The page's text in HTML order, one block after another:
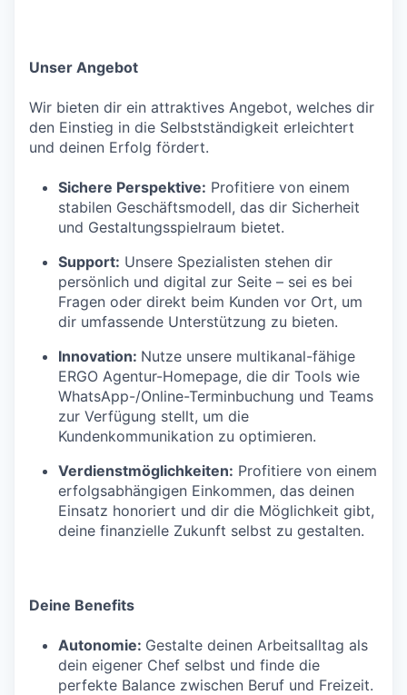
Unser Angebot
Wir bieten dir ein attraktives Angebot, welches dir
den Einstieg in die Selbstständigkeit erleichtert
und deinen Erfolg fördert.
Sichere Perspektive: Profitiere von einem
stabilen Geschäftsmodell, das dir Sicherheit
und Gestaltungsspielraum bietet.
Support: Unsere Spezialisten stehen dir
persönlich und digital zur Seite – sei es bei
Fragen oder direkt beim Kunden vor Ort, um
dir umfassende Unterstützung zu bieten.
Innovation: Nutze unsere multikanal-fähige
ERGO Agentur-Homepage, die dir Tools wie
WhatsApp-/Online-Terminbuchung und Teams
zur Verfügung stellt, um die
Kundenkommunikation zu optimieren.
Verdienstmöglichkeiten: Profitiere von einem
erfolgsabhängigen Einkommen, das deinen
Einsatz honoriert und dir die Möglichkeit gibt,
deine finanzielle Zukunft selbst zu gestalten.
Deine Benefits
Autonomie: Gestalte deinen Arbeitsalltag als
dein eigener Chef selbst und finde die
perfekte Balance zwischen Beruf und Freizeit.